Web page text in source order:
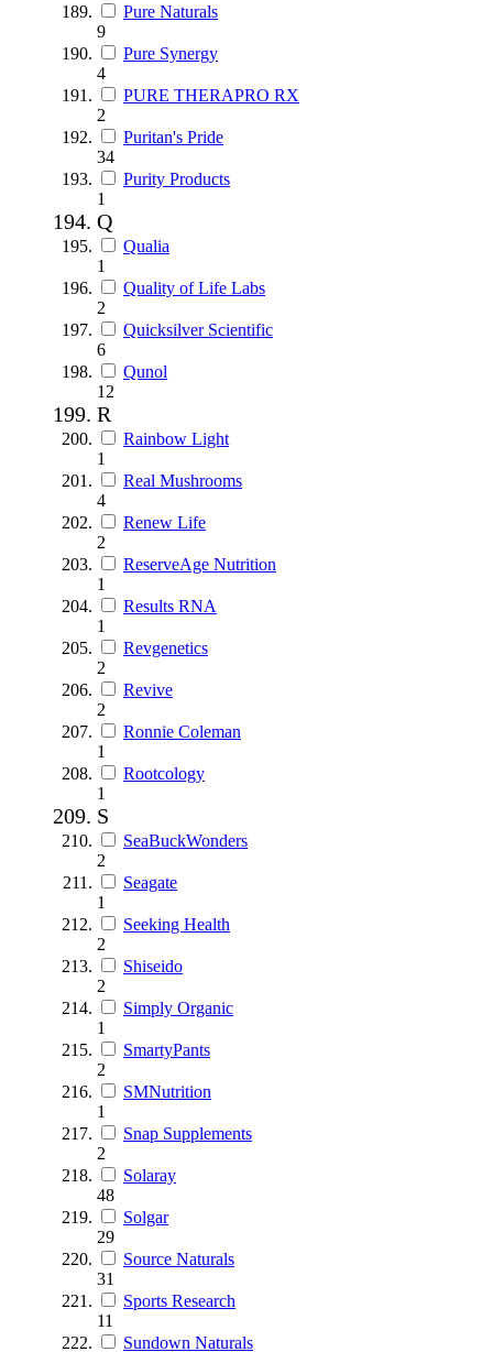
Pure Naturals
9
Pure Synergy
4
PURE THERAPRO RX
2
Puritan's Pride
34
Purity Products
1
Q
Qualia
1
Quality of Life Labs
2
Quicksilver Scientific
6
Qunol
12
R
Rainbow Light
1
Real Mushrooms
4
Renew Life
2
ReserveAge Nutrition
1
Results RNA
1
Revgenetics
2
Revive
2
Ronnie Coleman
1
Rootcology
1
S
SeaBuckWonders
2
Seagate
1
Seeking Health
2
Shiseido
2
Simply Organic
1
SmartyPants
2
SMNutrition
1
Snap Supplements
2
Solaray
48
Solgar
29
Source Naturals
31
Sports Research
11
Sundown Naturals